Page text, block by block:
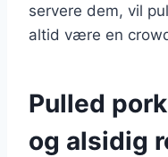
servere dem, vil
altid være en
Pulled
og alsidig